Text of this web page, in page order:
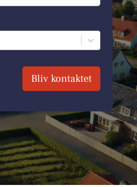
Bliv kontaktet